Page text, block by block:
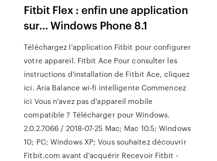
Fitbit Flex : enfin une application
sur... Windows Phone 8.1
Téléchargez l'application Fitbit pour configurer
votre appareil. Fitbit Ace Pour consulter les
instructions d'installation de Fitbit Ace, cliquez
ici. Aria Balance wi-fi intelligente Commencez
ici Vous n'avez pas d'appareil mobile
compatible ? Télécharger pour Windows.
2.0.2.7066 / 2018-07-25 Mac; Mac 10.5; Windows
10; PC; Windows XP; Vous souhaitez découvrir
Fitbit.com avant d'acquérir Recevoir Fitbit -